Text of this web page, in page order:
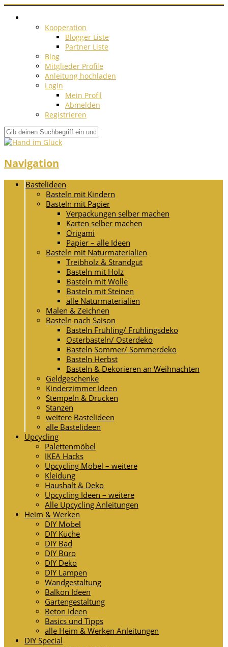
Kooperation
Blogger Liste
Partner Liste
Blog
Mitglieder Profile
Anleitung hochladen
Login
Mein Profil
Abmelden
Registrieren
Navigation
Bastelideen
Basteln mit Kindern
Basteln mit Papier
Verpackungen selber machen
Karten selber machen
Origami
Papier – alle Ideen
Basteln mit Naturmaterialien
Treibholz & Strandgut
Basteln mit Holz
Basteln mit Wolle
Basteln mit Steinen
alle Naturmaterialien
Malen & Zeichnen
Basteln nach Saison
Basteln Frühling/ Frühlingsdeko
Osterbasteln/ Osterdeko
Basteln Sommer/ Sommerdeko
Basteln Herbst
Basteln & Dekorieren an Weihnachten
Geldgeschenke
Kinderzimmer Ideen
Stempeln & Drucken
Stanzen
weitere Bastelideen
alle Bastelideen
Upcycling
Palettenmöbel
IKEA Hacks
Upcycling Möbel – weitere
Kleidung
Haushalt & Deko
Upcycling Ideen – weitere
Alle Upcycling Anleitungen
Heim & Werken
DIY Möbel
DIY Küche
DIY Bad
DIY Büro
DIY Deko
DIY Lampen
Wandgestaltung
Balkon Ideen
Gartengestaltung
Beton Ideen
Basics und Tipps
alle Heim & Werken Anleitungen
DIY Special